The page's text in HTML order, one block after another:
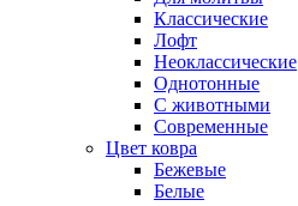
Классические
Лофт
Неоклассические
Однотонные
С животными
Современные
Цвет ковра
Бежевые
Белые